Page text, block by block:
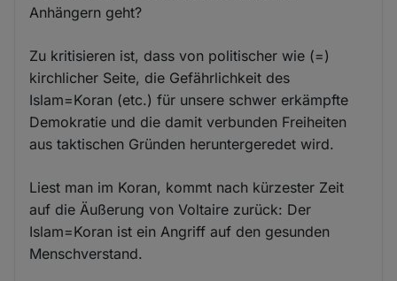
Anhängern geht?
Zu kritisieren ist, dass von politischer wie (=)
kirchlicher Seite, die Gefährlichkeit des
Islam=Koran (etc.) für unsere schwer erkämpfte
Demokratie und die damit verbunden Freiheiten
aus taktischen Gründen heruntergeredet wird.
Liest man im Koran, kommt nach kürzester Zeit
auf die Äußerung von Voltaire zurück: Der
Islam=Koran ist ein Angriff auf den gesunden
Menschverstand.